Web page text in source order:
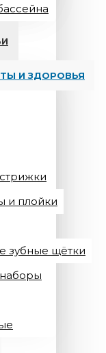
И ЗДОРОВЬЯ
и плойки
зубные щётки